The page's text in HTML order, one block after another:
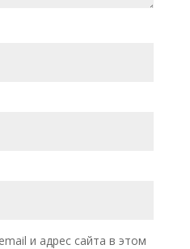
и адрес сайта в этом